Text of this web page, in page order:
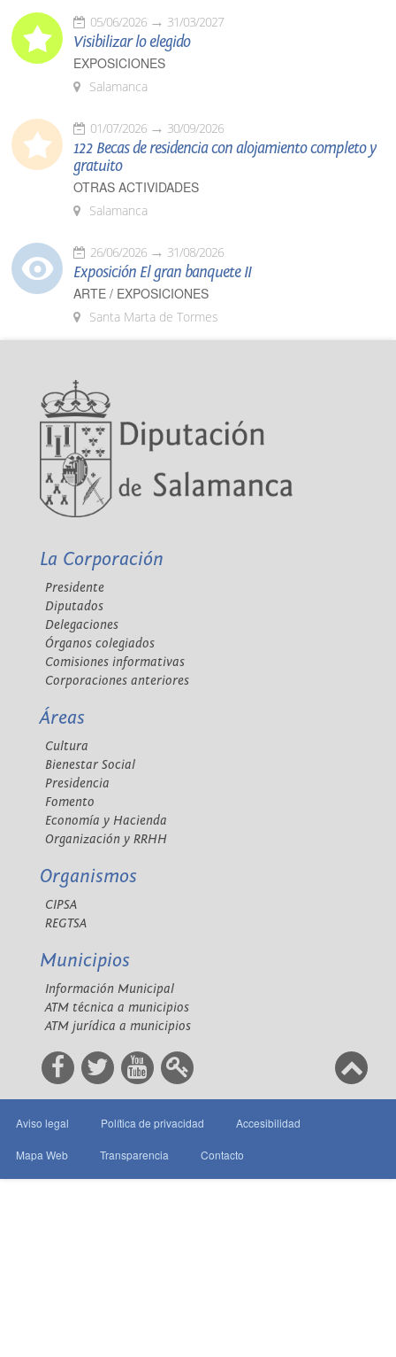
05/06/2026 31/03/2027
Visibilizar lo elegido
EXPOSICIONES
Salamanca
01/07/2026 30/09/2026
122 Becas de residencia con alojamiento completo y
gratuito
OTRAS ACTIVIDADES
Salamanca
26/06/2026 31/08/2026
Exposición El gran banquete II
ARTE / EXPOSICIONES
Santa Marta de Tormes
La Corporación
Presidente
Diputados
Delegaciones
Órganos colegiados
Comisiones informativas
Corporaciones anteriores
Áreas
Cultura
Bienestar Social
Presidencia
Fomento
Economía y Hacienda
Organización y RRHH
Organismos
CIPSA
REGTSA
Municipios
Información Municipal
ATM técnica a municipios
ATM jurídica a municipios
Aviso legal Política de privacidad Accesibilidad
Mapa Web Transparencia Contacto